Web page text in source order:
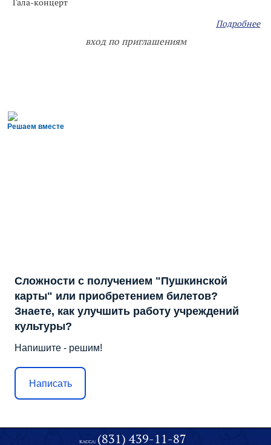
Гала-концерт
Подробнее
вход по приглашениям
Решаем вместе
Сложности с получением "Пушкинской
карты" или приобретением билетов?
Знаете, как улучшить работу учреждений
культуры?
Напишите - решим!
Написать
КАССА: (831) 439-11-87